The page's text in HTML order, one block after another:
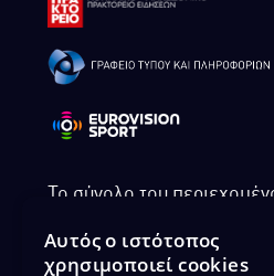
Το σύνολο του
υπηρεσιών της
στους επισκέπτες
Αυτός ο ιστότοπος
χρησιμοποιεί cookies